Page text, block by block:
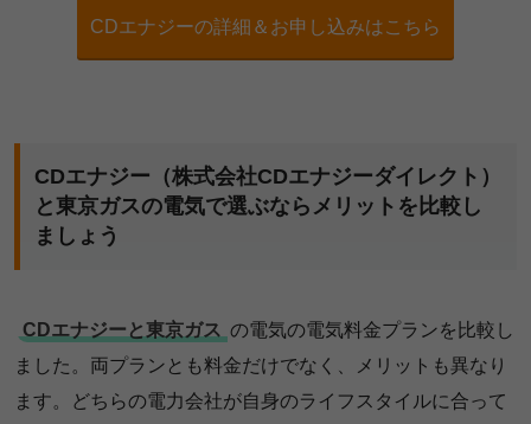
CDエナジーの詳細＆お申し込みはこちら
CDエナジー（株式会社CDエナジーダイレクト）
と東京ガスの電気で選ぶならメリットを比較し
ましょう
CDエナジーと東京ガス の電気の電気料金プランを比較し
ました。両プランとも料金だけでなく、メリットも異なり
ます。どちらの電力会社が自身のライフスタイルに合って